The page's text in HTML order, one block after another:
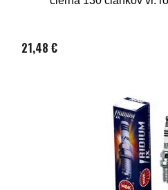
21,48 €